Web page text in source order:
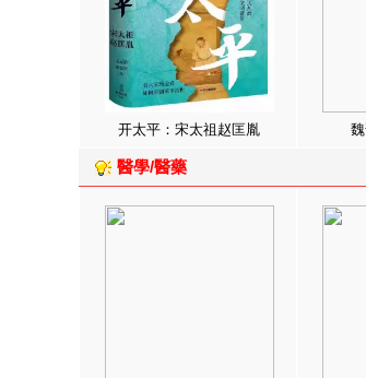
开太平：宋太祖赵匡胤
醫學/醫藥